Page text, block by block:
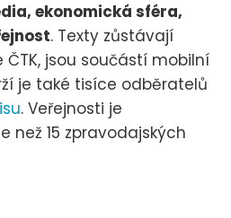
ekonomická sféra,
. Texty zůstávají
jsou součástí mobilní
je také tisíce odběratelů
. Veřejnosti je
než 15 zpravodajských